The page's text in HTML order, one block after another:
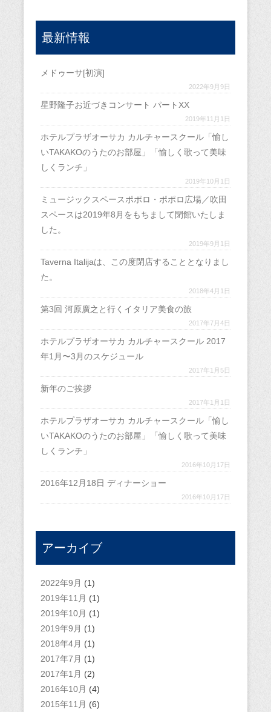
最新情報
メドゥーサ[初演]
2022年9月9日
星野隆子お近づきコンサート パートXX
2019年11月1日
ホテルプラザオーサカ カルチャースクール「愉し
いTAKAKOのうたのお部屋」「愉しく歌って美味
しくランチ」
2019年10月1日
ミュージックスペースポポロ・ポポロ広場／吹田
スペースは2019年8月をもちまして閉館いたしま
した。
2019年9月1日
Taverna Italijaは、この度閉店することとなりまし
た。
2018年4月1日
第3回 河原廣之と行くイタリア美食の旅
2017年7月4日
ホテルプラザオーサカ カルチャースクール 2017
年1月〜3月のスケジュール
2017年1月5日
新年のご挨拶
2017年1月1日
ホテルプラザオーサカ カルチャースクール「愉し
いTAKAKOのうたのお部屋」「愉しく歌って美味
しくランチ」
2016年10月17日
2016年12月18日 ディナーショー
2016年10月17日
アーカイブ
2022年9月 (1)
2019年11月 (1)
2019年10月 (1)
2019年9月 (1)
2018年4月 (1)
2017年7月 (1)
2017年1月 (2)
2016年10月 (4)
2015年11月 (6)